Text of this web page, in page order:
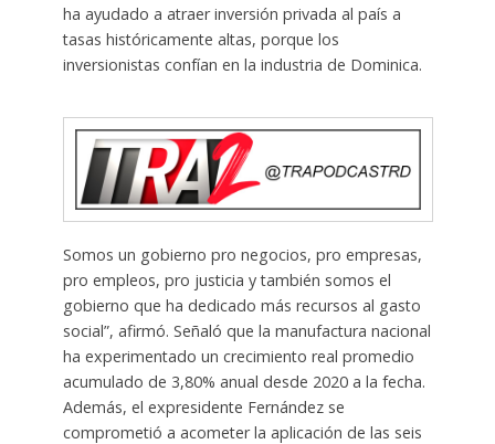
ha ayudado a atraer inversión privada al país a
tasas históricamente altas, porque los
inversionistas confían en la industria de Dominica.
Somos un gobierno pro negocios, pro empresas,
pro empleos, pro justicia y también somos el
gobierno que ha dedicado más recursos al gasto
social”, afirmó. Señaló que la manufactura nacional
ha experimentado un crecimiento real promedio
acumulado de 3,80% anual desde 2020 a la fecha.
Además, el expresidente Fernández se
comprometió a acometer la aplicación de las seis